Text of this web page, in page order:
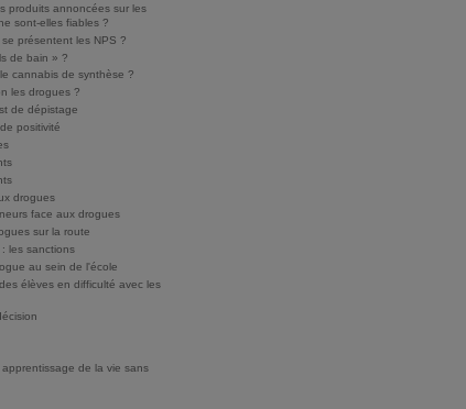
produits annoncées sur les
sont-elles fiables ?
présentent les NPS ?
de bain » ?
cannabis de synthèse ?
les drogues ?
de dépistage
positivité
drogues
face aux drogues
sur la route
les sanctions
au sein de l'école
élèves en difficulté avec les
de la vie sans